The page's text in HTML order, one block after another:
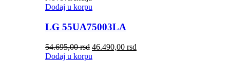
Dodaj u korpu
LG 55UA75003LA
54.695,00rsd 46.490,00 rsd
Dodaj u korpu